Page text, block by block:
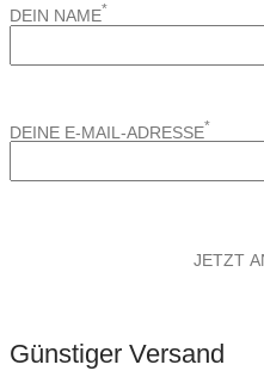
DEIN NAME*
DEINE E-MAIL-ADRESSE*
Günstiger Versand